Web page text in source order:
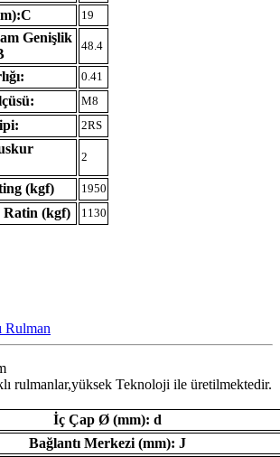
19
Genişlik
48.4
0.41
M8
2RS
2
(kgf) 1950
Ratin (kgf) 1130
Rulman
rulmanlar,yüksek Teknoloji ile üretilmektedir.
İç Çap Ø (mm): d
Bağlantı Merkezi (mm): J